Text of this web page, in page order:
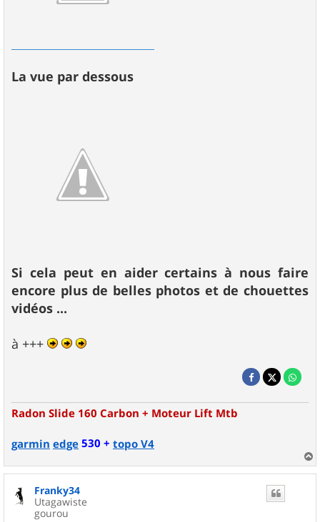
La vue par dessous
Si cela peut en aider certains à nous faire
encore plus de belles photos et de chouettes
vidéos ...
à +++
Radon Slide 160 Carbon + Moteur Lift Mtb
garmin edge530 + topo V4
a
u
Franky34
Utagawiste
gourou